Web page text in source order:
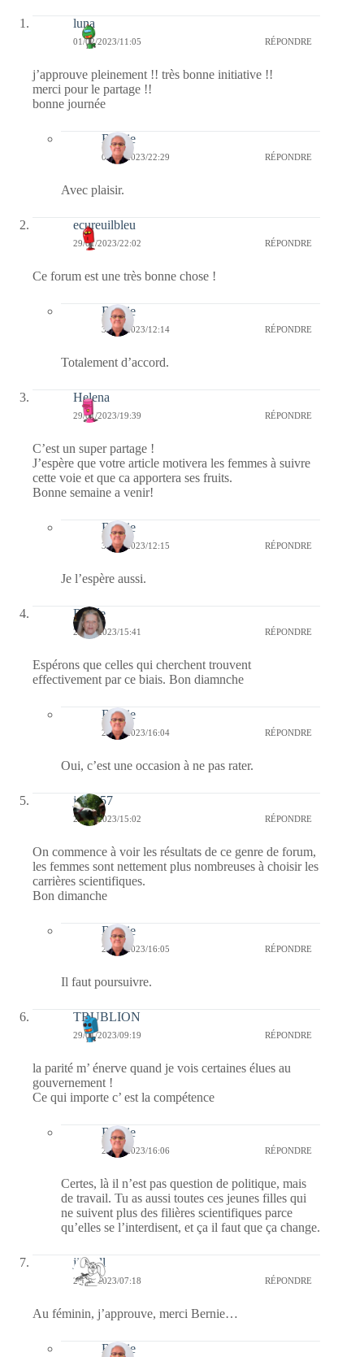
luna
01/02/2023/11:05 RÉPONDRE
j’approuve pleinement !! très bonne initiative !!
merci pour le partage !!
bonne journée
Bernie
04/02/2023/22:29 RÉPONDRE
Avec plaisir.
ecureuilbleu
29/01/2023/22:02 RÉPONDRE
Ce forum est une très bonne chose !
Bernie
30/01/2023/12:14 RÉPONDRE
Totalement d’accord.
Helena
29/01/2023/19:39 RÉPONDRE
C’est un super partage !
J’espère que votre article motivera les femmes à suivre
cette voie et que ca apportera ses fruits.
Bonne semaine a venir!
Bernie
30/01/2023/12:15 RÉPONDRE
Je l’espère aussi.
Renée
29/01/2023/15:41 RÉPONDRE
Espérons que celles qui cherchent trouvent
effectivement par ce biais. Bon diamnche
Bernie
29/01/2023/16:04 RÉPONDRE
Oui, c’est une occasion à ne pas rater.
jazzy57
29/01/2023/15:02 RÉPONDRE
On commence à voir les résultats de ce genre de forum,
les femmes sont nettement plus nombreuses à choisir les
carrières scientifiques.
Bon dimanche
Bernie
29/01/2023/16:05 RÉPONDRE
Il faut poursuivre.
TRUBLION
29/01/2023/09:19 RÉPONDRE
la parité m’ énerve quand je vois certaines élues au
gouvernement !
Ce qui importe c’ est la compétence
Bernie
29/01/2023/16:06 RÉPONDRE
Certes, là il n’est pas question de politique, mais
de travail. Tu as aussi toutes ces jeunes filles qui
ne suivent plus des filières scientifiques parce
qu’elles se l’interdisent, et ça il faut que ça change.
jill bill
29/01/2023/07:18 RÉPONDRE
Au féminin, j’approuve, merci Bernie…
Bernie